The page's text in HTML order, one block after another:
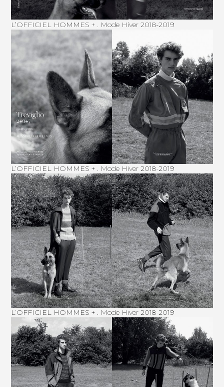
L’OFFICIEL HOMMES + . Mode Hiver 2018-2019
L’OFFICIEL HOMMES + . Mode Hiver 2018-2019
L’OFFICIEL HOMMES + . Mode Hiver 2018-2019